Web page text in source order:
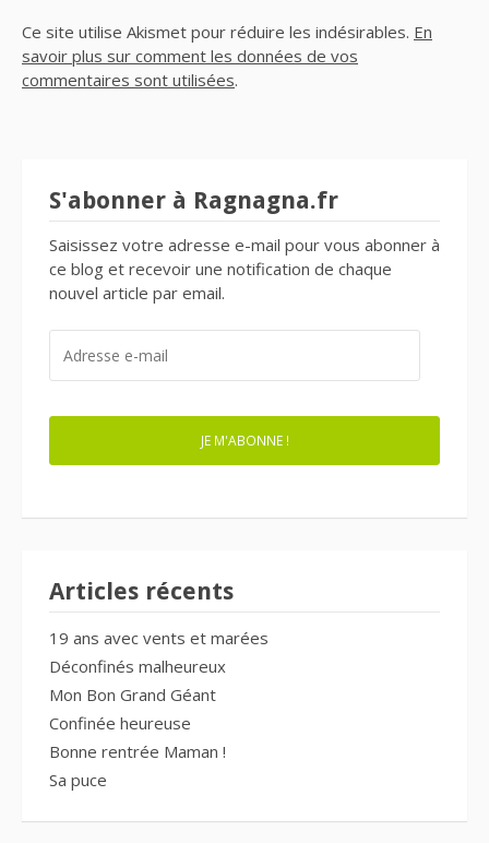
Ce site utilise Akismet pour réduire les indésirables. En
savoir plus sur comment les données de vos
commentaires sont utilisées.
S'abonner à Ragnagna.fr
Saisissez votre adresse e-mail pour vous abonner à
ce blog et recevoir une notification de chaque
nouvel article par email.
MAIL
JE M'ABONNE !
Articles récents
19 ans avec vents et marées
Déconfinés malheureux
Mon Bon Grand Géant
Confinée heureuse
Bonne rentrée Maman !
Sa puce